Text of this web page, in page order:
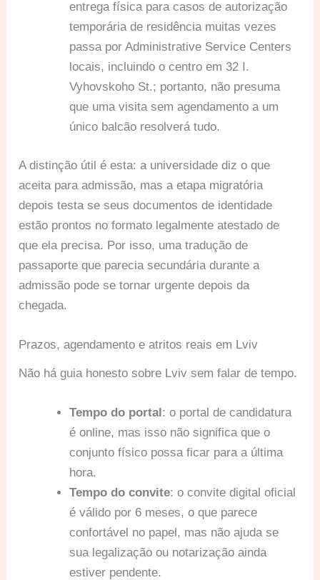
entrega física para casos de autorização
temporária de residência muitas vezes
passa por Administrative Service Centers
locais, incluindo o centro em 32 I.
Vyhovskoho St.; portanto, não presuma
que uma visita sem agendamento a um
único balcão resolverá tudo.
A distinção útil é esta: a universidade diz o que
aceita para admissão, mas a etapa migratória
depois testa se seus documentos de identidade
estão prontos no formato legalmente atestado de
que ela precisa. Por isso, uma tradução de
passaporte que parecia secundária durante a
admissão pode se tornar urgente depois da
chegada.
Prazos, agendamento e atritos reais em Lviv
Não há guia honesto sobre Lviv sem falar de tempo.
Tempo do portal: o portal de candidatura
é online, mas isso não significa que o
conjunto físico possa ficar para a última
hora.
Tempo do convite: o convite digital oficial
é válido por 6 meses, o que parece
confortável no papel, mas não ajuda se
sua legalização ou notarização ainda
estiver pendente.